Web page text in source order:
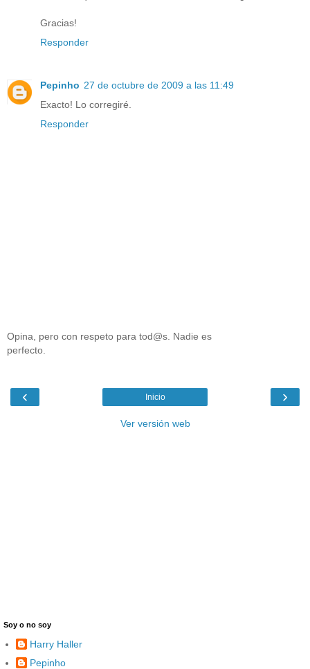
Gracias!
Responder
Pepinho 27 de octubre de 2009 a las 11:49
Exacto! Lo corregiré.
Responder
Opina, pero con respeto para tod@s. Nadie es
perfecto.
‹ ›
Inicio
Ver versión web
Soy o no soy
Harry Haller
Pepinho